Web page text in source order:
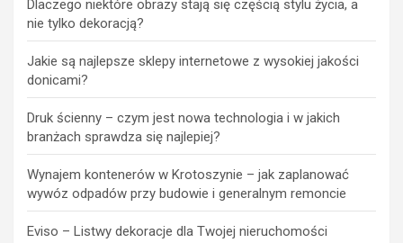
Dlaczego niektóre obrazy stają się częścią stylu życia, a
nie tylko dekoracją?
Jakie są najlepsze sklepy internetowe z wysokiej jakości
donicami?
Druk ścienny – czym jest nowa technologia i w jakich
branżach sprawdza się najlepiej?
Wynajem kontenerów w Krotoszynie – jak zaplanować
wywóz odpadów przy budowie i generalnym remoncie
Eviso – Listwy dekoracje dla Twojej nieruchomości